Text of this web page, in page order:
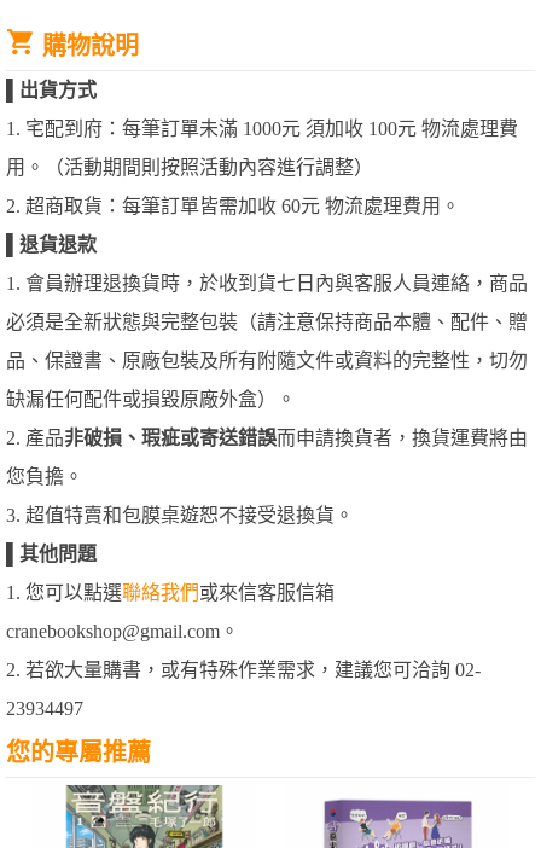
購物說明
出貨方式
1. 宅配到府：每筆訂單未滿 1000元 須加收 100元 物流處理費
用。（活動期間則按照活動內容進行調整）
2. 超商取貨：每筆訂單皆需加收 60元 物流處理費用。
退貨退款
1. 會員辦理退換貨時，於收到貨七日內與客服人員連絡，商品
必須是全新狀態與完整包裝（請注意保持商品本體、配件、贈
品、保證書、原廠包裝及所有附隨文件或資料的完整性，切勿
缺漏任何配件或損毀原廠外盒）。
2. 產品非破損、瑕疵或寄送錯誤而申請換貨者，換貨運費將由
您負擔。
3. 超值特賣和包膜桌遊恕不接受退換貨。
其他問題
1. 您可以點選聯絡我們或來信客服信箱
cranebookshop@gmail.com。
2. 若欲大量購書，或有特殊作業需求，建議您可洽詢 02-
23934497
您的專屬推薦